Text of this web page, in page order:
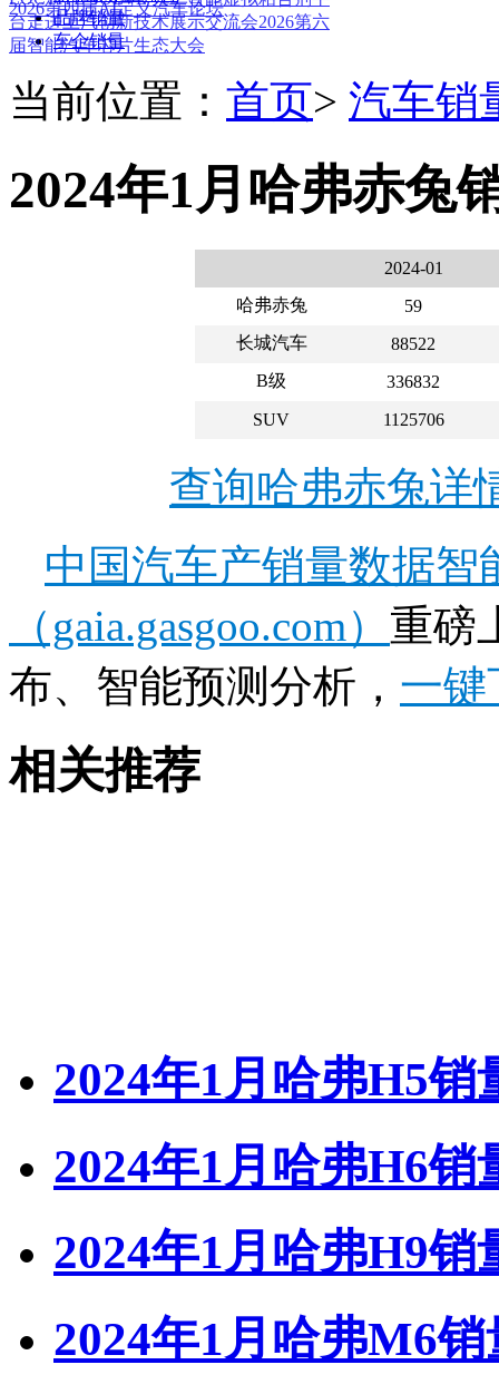
2026第四届AI定义汽车论坛
台走进上汽创新技术展示交流会2026第六
届智能汽车芯片生态大会
品牌销量
车企销量
当前位置： 首页> 汽车销
2024年1月哈弗赤兔
2024-01
哈弗赤兔
59
长城汽车
88522
B级
336832
SUV
1125706
查询哈弗赤兔详
中国汽车产销量数据
（gaia.gasgoo.com） 重磅
布、智能预测分析， 一键
相关推荐
2024年1月哈弗H5销
2024年1月哈弗H6销
2024年1月哈弗H9销
2024年1月哈弗M6销